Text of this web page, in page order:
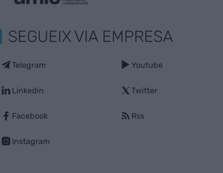
SEGUEIX VIA EMPRESA
Telegram
Linkedin
Facebook
Instagram
Youtube
Twitter
Rss